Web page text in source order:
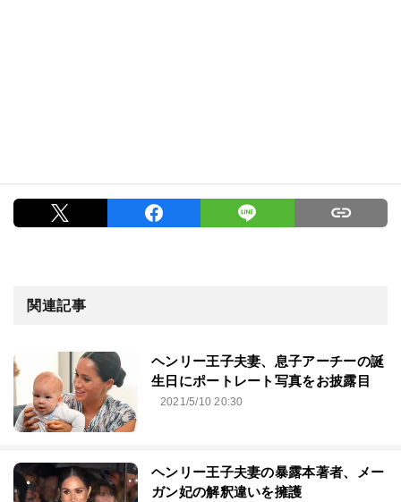
関連記事
ヘンリー王子夫妻、息子アーチーの誕
生日にポートレート写真をお披露目
2021/5/10 20:30
ヘンリー王子夫妻の暴露本著者、メー
ガン妃の解釈違いを擁護